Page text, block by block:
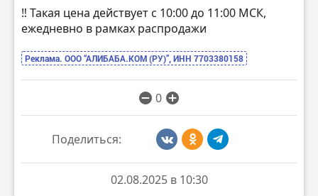
‼️ Такая цена действует с 10:00 до 11:00 МСК,
ежедневно в рамках распродажи
Реклама. ООО “АЛИБАБА.КОМ (РУ)”, ИНН 7703380158
0
Поделиться:
02.08.2025 в 10:30